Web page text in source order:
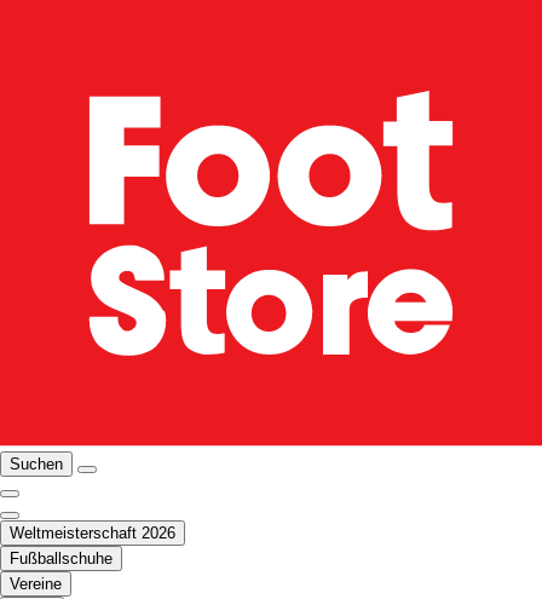
Suchen
Weltmeisterschaft 2026
Fußballschuhe
Vereine